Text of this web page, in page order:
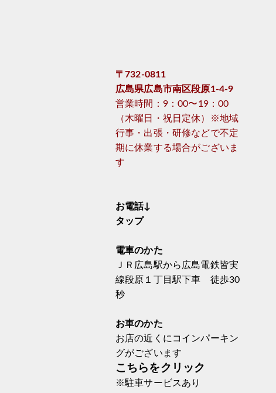
〒732-0811
広島県広島市南区段原1-4-9
営業時間：9：00〜19：00
（木曜日・祝日定休）※地域
行事・出張・研修などで不定
期に休業する場合がございま
す
お電話↓
タップ
電車のかた
ＪＲ広島駅から広島電鉄皆実
線段原１丁目駅下車 徒歩30
秒
お車のかた
お店の近くにコインパーキン
グがございます
こちらをクリック
※駐車サービスあり